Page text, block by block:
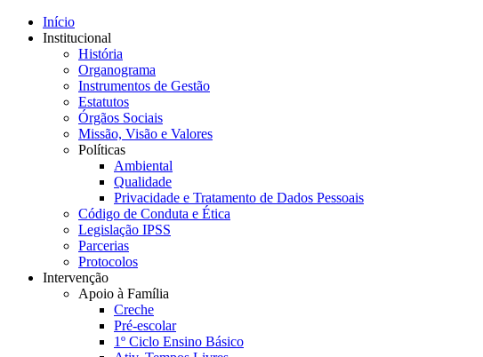
Início
Institucional
História
Organograma
Instrumentos de Gestão
Estatutos
Órgãos Sociais
Missão, Visão e Valores
Políticas
Ambiental
Qualidade
Privacidade e Tratamento de Dados Pessoais
Código de Conduta e Ética
Legislação IPSS
Parcerias
Protocolos
Intervenção
Apoio à Família
Creche
Pré-escolar
1º Ciclo Ensino Básico